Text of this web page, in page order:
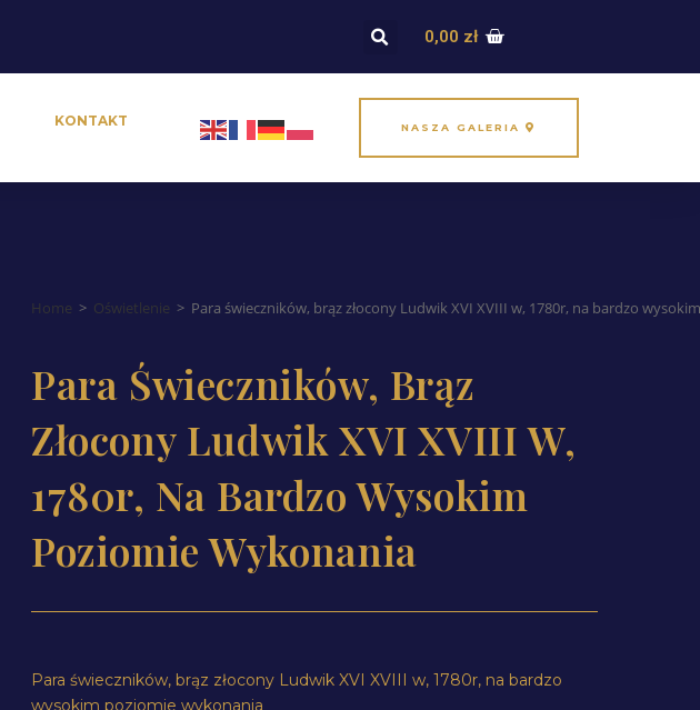
0,00 zł
KONTAKT NASZA GALERIA
Home > Oświetlenie > Para świeczników, brąz złocony Ludwik XVI XVIII w, 1780r, na bardzo
Para Świeczników, Brąz
Złocony Ludwik XVI XVIII W,
1780r, Na Bardzo Wysokim
Poziomie Wykonania
Para świeczników, brąz złocony Ludwik XVI XVIII w, 1780r, na bardzo
wysokim poziomie wykonania